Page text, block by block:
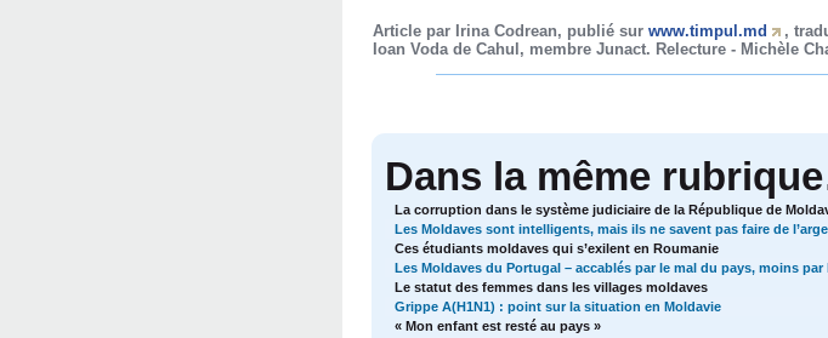
Article par Irina Codrean, publié sur www.timpul.md
,
Ioan Voda de Cahul, membre Junact. Relecture - Michèle
Dans la même
La corruption dans le système judiciaire de la République de
Les Moldaves sont intelligents, mais ils ne savent pas faire de
Ces étudiants moldaves qui s’exilent en Roumanie
Les Moldaves du Portugal – accablés par le mal du pays, moins par
Le statut des femmes dans les villages moldaves
Grippe A(H1N1) : point sur la situation en Moldavie
« Mon enfant est resté au pays »